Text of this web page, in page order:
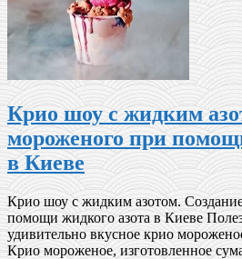
Крио шоу с жидким
мороженого при
в Киеве
Крио шоу с жидким азотом.
помощи жидкого азота в Киеве
удивительно вкусное крио
Крио мороженое, изготовленное